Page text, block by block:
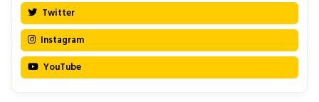
Twitter
Instagram
YouTube